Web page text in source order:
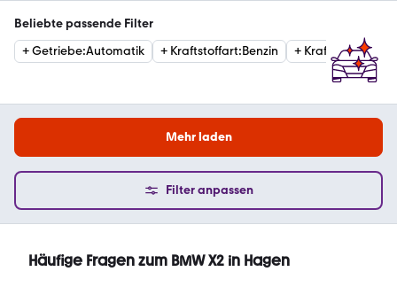
Beliebte passende Filter
+Getriebe:Automatik + Kraftstoffart:Benzin + Kraftstoffart
Mehr laden
Filter anpassen
Häufige Fragen zum BMW X2 in Hagen